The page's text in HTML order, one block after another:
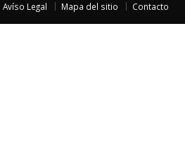
Avíso Legal Mapa del sitio Contacto